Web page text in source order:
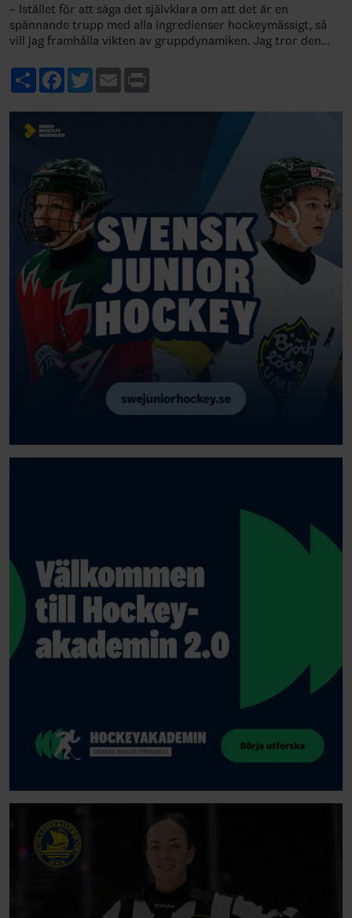
– Istället för att säga det självklara om att det är en
spännande trupp med alla ingredienser hockeymässigt, så
vill jag framhålla vikten av gruppdynamiken. Jag tror den
ShareFacebook
TwitterEmail